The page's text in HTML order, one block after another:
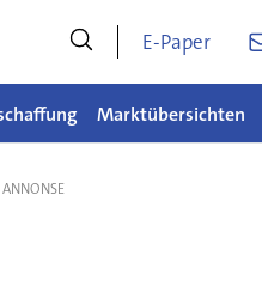
E-Paper
Marktübersichten